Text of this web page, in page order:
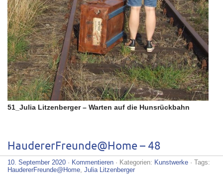
51_Julia Litzenberger – Warten auf die Hunsrückbahn
HaudererFreunde@Home – 48
10. September 2020 · Kommentieren · Kategorien: Kunstwerke · Tags:
HaudererFreunde@Home Julia Litzenberger